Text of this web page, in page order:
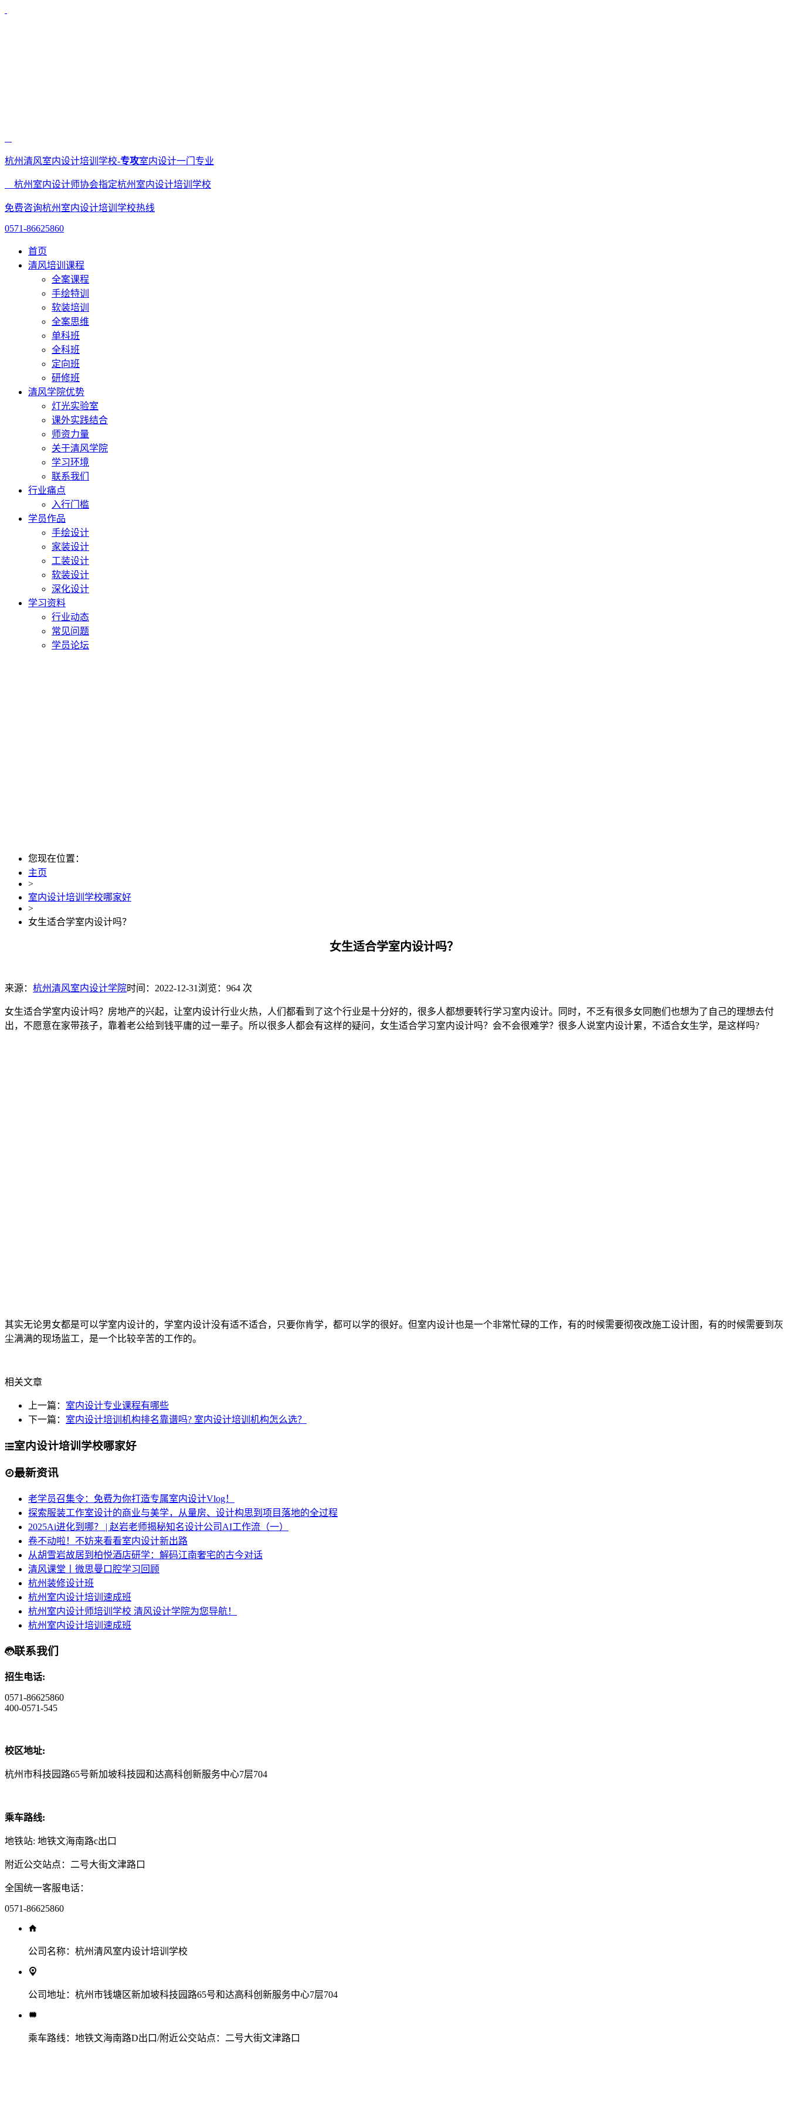
杭州清风室内设计培训学校-专攻室内设计一门专业
杭州室内设计师协会指定杭州室内设计培训学校
免费咨询杭州室内设计培训学校热线
0571-86625860
首页
清风培训课程
全案课程
手绘特训
软装培训
全案思维
单科班
全科班
定向班
研修班
清风学院优势
灯光实验室
课外实践结合
师资力量
关于清风学院
学习环境
联系我们
行业痛点
入行门槛
学员作品
手绘设计
家装设计
工装设计
软装设计
深化设计
学习资料
行业动态
常见问题
学员论坛
您现在位置：
主页
>
室内设计培训学校哪家好
>
女生适合学室内设计吗？
女生适合学室内设计吗？
来源： 杭州清风室内设计学院时间：2022-12-31浏览：964 次
女生适合学室内设计吗？房地产的兴起，让室内设计行业火热，人们都看到了这个行业是十分好的，很多人都想要转行学习室内设计。同时，不乏有很多女同胞们也想为了自己的理想去付
出，不愿意在家带孩子，靠着老公给到钱平庸的过一辈子。所以很多人都会有这样的疑问，女生适合学习室内设计吗？会不会很难学？很多人说室内设计累，不适合女生学，是这样吗?
其实无论男女都是可以学室内设计的，学室内设计没有适不适合，只要你肯学，都可以学的很好。但室内设计也是一个非常忙碌的工作，有的时候需要彻夜改施工设计图，有的时候需要到灰
尘满满的现场监工，是一个比较辛苦的工作的。
相关文章
上一篇： 室内设计专业课程有哪些
下一篇： 室内设计培训机构排名靠谱吗? 室内设计培训机构怎么选？
室内设计培训学校哪家好
最新资讯
老学员召集令：免费为你打造专属室内设计Vlog！
探索服装工作室设计的商业与美学，从量房、设计构思到项目落地的全过程
2025Ai进化到哪？ | 赵岩老师揭秘知名设计公司AI工作流（一）
卷不动啦！不妨来看看室内设计新出路
从胡雪岩故居到柏悦酒店研学：解码江南奢宅的古今对话
清风课堂丨微思曼口腔学习回顾
杭州装修设计班
杭州室内设计培训速成班
杭州室内设计师培训学校 清风设计学院为您导航！
杭州室内设计培训速成班
联系我们
招生电话:
0571-86625860
400-0571-545
校区地址:
杭州市科技园路65号新加坡科技园和达高科创新服务中心7层704
乘车路线:
地铁站: 地铁文海南路c出口
附近公交站点：二号大街文津路口
全国统一客服电话：
0571-86625860
公司名称： 杭州清风室内设计培训学校
公司地址： 杭州市钱塘区新加坡科技园路65号和达高科创新服务中心7层704
乘车路线： 地铁文海南路D出口/附近公交站点：二号大街文津路口